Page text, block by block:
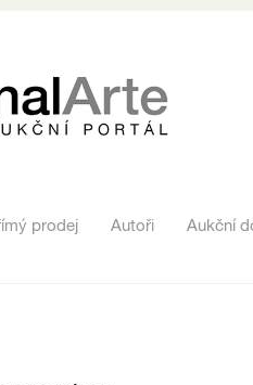
prodej Autoři Aukční